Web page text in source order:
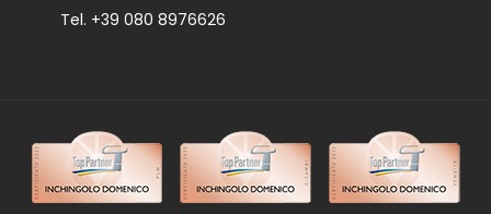
Tel. +39 080 8976626